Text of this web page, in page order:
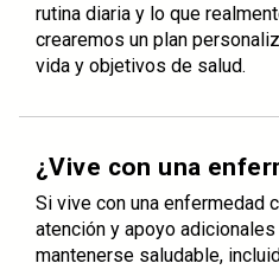
rutina diaria y lo que
crearemos un plan
vida y objetivos de salud.
¿Vive con una
Si vive con una enfermedad
atención y apoyo adicionales
mantenerse saludable,